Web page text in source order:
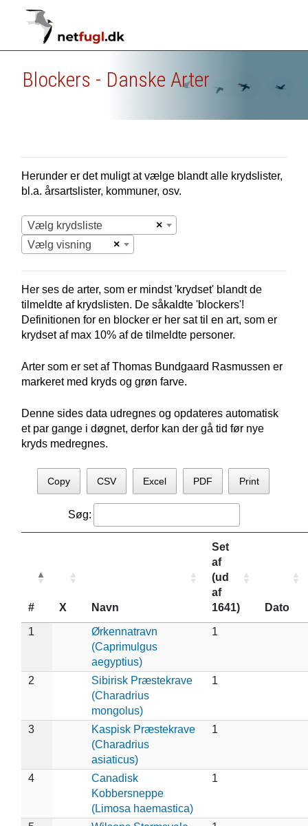
Blockers - Danske Arter
Herunder er det muligt at vælge blandt alle krydslister,
bl.a. årsartslister, kommuner, osv.
×
Vælg krydsliste
×
Vælg visning
Her ses de arter, som er mindst 'krydset' blandt de
tilmeldte af krydslisten. De såkaldte 'blockers'!
Definitionen for en blocker er her sat til en art, som er
krydset af max 10% af de tilmeldte personer.
Arter som er set af Thomas Bundgaard Rasmussen er
markeret med kryds og grøn farve.
Denne sides data udregnes og opdateres automatisk
et par gange i døgnet, derfor kan der gå tid før nye
kryds medregnes.
Copy CSV Excel PDF Print
Søg:
# X Navn
Set
af
(ud
af
1641)
Dato
1
Ørkennatravn
(Caprimulgus
aegyptius)
1
2
Sibirisk Præstekrave
(Charadrius
mongolus)
1
3
Kaspisk Præstekrave
(Charadrius
asiaticus)
1
4
Canadisk
Kobbersneppe
(Limosa haemastica)
1